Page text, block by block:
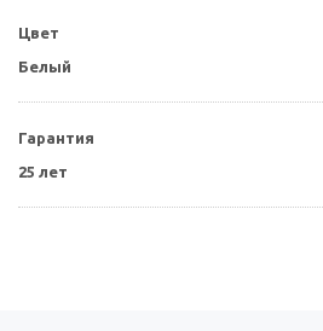
Цвет
Белый
Гарантия
25 лет